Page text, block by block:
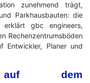
zunehmend trägt,
Parkhausbauten: die
erklärt gbc engineers,
Rechenzentrumsböden
Entwickler, Planer und
dem